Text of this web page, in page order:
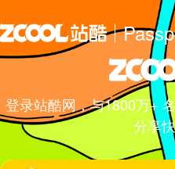
登录站酷网，与1800万+
分享